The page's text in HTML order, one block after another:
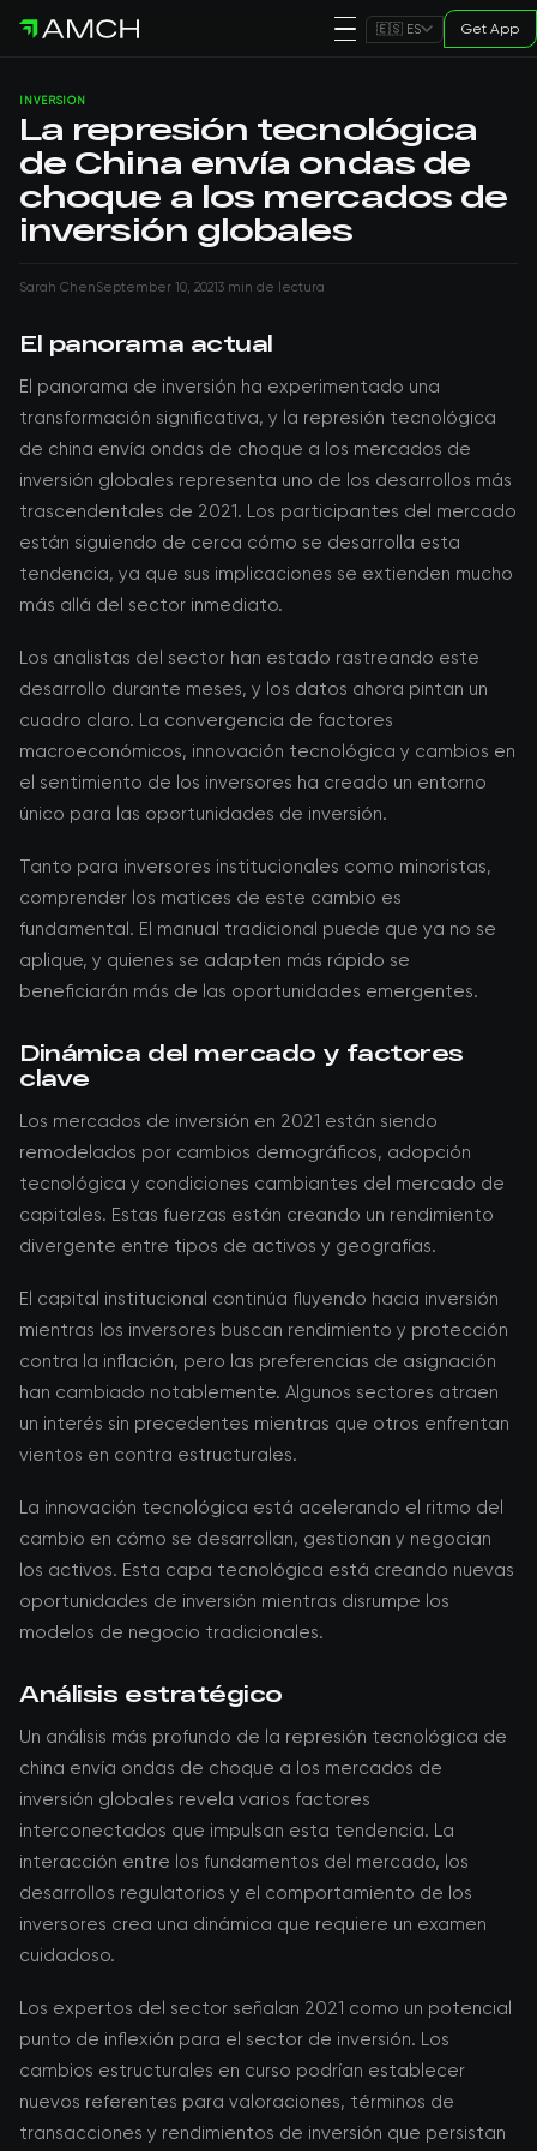
🇪🇸 ES Get App
INVERSIÓN
La represión tecnológica
de China envía ondas de
choque a los mercados de
inversión globales
Sarah ChenSeptember 10, 20213 min de lectura
El panorama actual
El panorama de inversión ha experimentado una
transformación significativa, y la represión tecnológica
de china envía ondas de choque a los mercados de
inversión globales representa uno de los desarrollos más
trascendentales de 2021. Los participantes del mercado
están siguiendo de cerca cómo se desarrolla esta
tendencia, ya que sus implicaciones se extienden mucho
más allá del sector inmediato.
Los analistas del sector han estado rastreando este
desarrollo durante meses, y los datos ahora pintan un
cuadro claro. La convergencia de factores
macroeconómicos, innovación tecnológica y cambios en
el sentimiento de los inversores ha creado un entorno
único para las oportunidades de inversión.
Tanto para inversores institucionales como minoristas,
comprender los matices de este cambio es
fundamental. El manual tradicional puede que ya no se
aplique, y quienes se adapten más rápido se
beneficiarán más de las oportunidades emergentes.
Dinámica del mercado y factores
clave
Los mercados de inversión en 2021 están siendo
remodelados por cambios demográficos, adopción
tecnológica y condiciones cambiantes del mercado de
capitales. Estas fuerzas están creando un rendimiento
divergente entre tipos de activos y geografías.
El capital institucional continúa fluyendo hacia inversión
mientras los inversores buscan rendimiento y protección
contra la inflación, pero las preferencias de asignación
han cambiado notablemente. Algunos sectores atraen
un interés sin precedentes mientras que otros enfrentan
vientos en contra estructurales.
La innovación tecnológica está acelerando el ritmo del
cambio en cómo se desarrollan, gestionan y negocian
los activos. Esta capa tecnológica está creando nuevas
oportunidades de inversión mientras disrumpe los
modelos de negocio tradicionales.
Análisis estratégico
Un análisis más profundo de la represión tecnológica de
china envía ondas de choque a los mercados de
inversión globales revela varios factores
interconectados que impulsan esta tendencia. La
interacción entre los fundamentos del mercado, los
desarrollos regulatorios y el comportamiento de los
inversores crea una dinámica que requiere un examen
cuidadoso.
Los expertos del sector señalan 2021 como un potencial
punto de inflexión para el sector de inversión. Los
cambios estructurales en curso podrían establecer
nuevos referentes para valoraciones, términos de
transacciones y rendimientos de inversión que persistan